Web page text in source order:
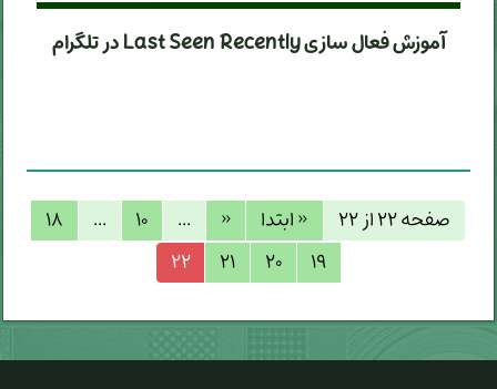
آموزش فعال سازی Last Seen Recently در تلگرام
صفحه ۲۲ از ۲۲ « ابتدا «
... ۱۰ ...
۱۸
۱۹
۲۰ ۲۱ ۲۲